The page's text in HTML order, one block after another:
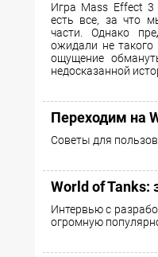
Игра Mass Effect 3
есть все, за что
части. Однако
ожидали не такого
ощущение
недосказанной
Переходим на
Советы для
World of Tanks:
Интервью с
огромную